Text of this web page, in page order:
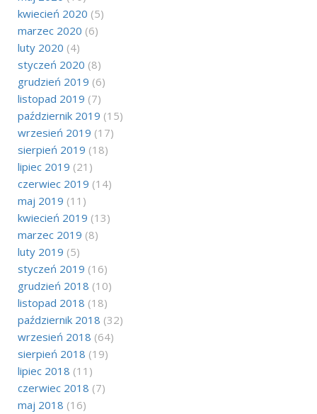
kwiecień 2020 (5)
marzec 2020 (6)
luty 2020 (4)
styczeń 2020 (8)
grudzień 2019 (6)
listopad 2019 (7)
październik 2019 (15)
wrzesień 2019 (17)
sierpień 2019 (18)
lipiec 2019 (21)
czerwiec 2019 (14)
maj 2019 (11)
kwiecień 2019 (13)
marzec 2019 (8)
luty 2019 (5)
styczeń 2019 (16)
grudzień 2018 (10)
listopad 2018 (18)
październik 2018 (32)
wrzesień 2018 (64)
sierpień 2018 (19)
lipiec 2018 (11)
czerwiec 2018 (7)
maj 2018 (16)